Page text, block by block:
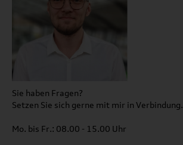
Sie haben Fragen?
Setzen Sie sich gerne mit mir in Verbindung.
Mo. bis Fr.: 08.00 - 15.00 Uhr